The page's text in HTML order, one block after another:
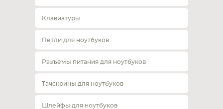
Клавиатуры
Петли для ноутбуков
Разъемы питания для ноутбуков
Тачскрины для ноутбуков
Шлейфы для ноутбуков